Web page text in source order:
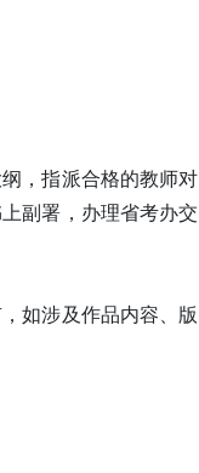
，指派合格的教师对
副署，办理省考办交
如涉及作品内容、版